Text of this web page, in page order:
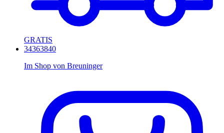
GRATIS
34363840
Im Shop von Breuninger